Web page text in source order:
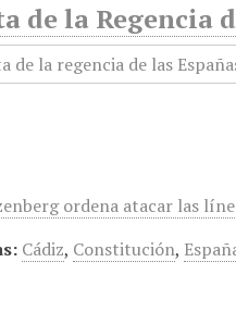
de la Regencia
ordena atacar las
Cádiz, Constitución,